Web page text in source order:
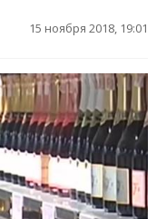
15 ноября 2018, 19:01